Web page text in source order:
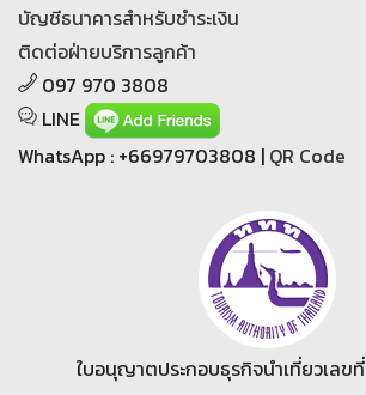
บัญชีธนาคารสำหรับชำระเงิน
ติดต่อฝ่ายบริการลูกค้า
097 970 3808
LINE
WhatsApp : +66979703808 | QR Code
ใบอนุญาตประกอบธุรกิจนำเที่ยวเลขที่